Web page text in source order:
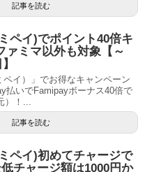
記事を読む
ペイ)でポイント40倍キ
ァミマ以外も対象【～
ペイ）」でお得なキャンペーン
払いでFamipayボーナス40倍で
！...
記事を読む
ペイ)初めてチャージで
チャージ額は1000円か